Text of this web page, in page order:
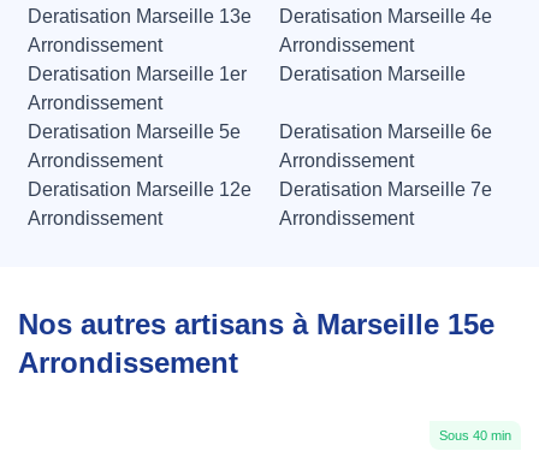
Deratisation Marseille 13e
Arrondissement
Deratisation Marseille 4e
Arrondissement
Deratisation Marseille 1er
Arrondissement
Deratisation Marseille
Deratisation Marseille 5e
Arrondissement
Deratisation Marseille 6e
Arrondissement
Deratisation Marseille 12e
Arrondissement
Deratisation Marseille 7e
Arrondissement
Nos autres artisans à Marseille 15e
Arrondissement
Sous 40 min